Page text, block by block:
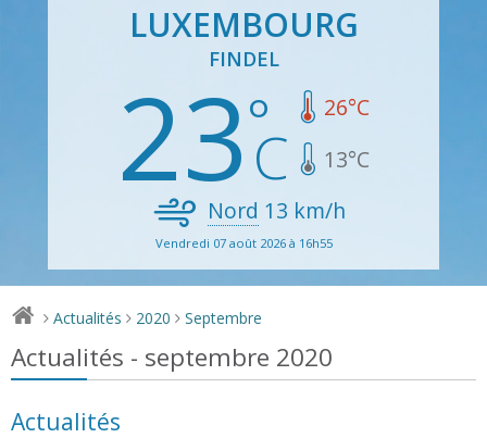
LUXEMBOURG
FINDEL
23 26°C
13°C
Nord 13 km/h
Vendredi 07 août 2026 à 16h55
> Actualités > 2020 > Septembre
Actualités - septembre 2020
Actualités